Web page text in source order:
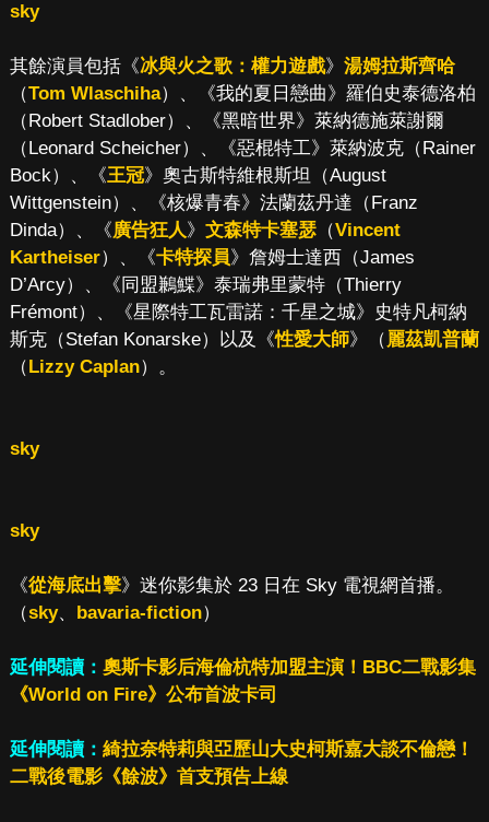
sky
其餘演員包括《冰與火之歌：權力遊戲》 湯姆拉斯齊哈
（Tom Wlaschiha）、《我的夏日戀曲》羅伯史泰德洛柏
（Robert Stadlober）、《黑暗世界》萊納德施萊謝爾
（Leonard Scheicher）、《惡棍特工》萊納波克（Rainer
Bock）、《王冠》奧古斯特維根斯坦（August
Wittgenstein）、《核爆青春》法蘭茲丹達（Franz
Dinda）、《廣告狂人》 文森特卡塞瑟（Vincent
Kartheiser）、《卡特探員》詹姆士達西（James
D’Arcy）、《同盟鶼鰈》泰瑞弗里蒙特（Thierry
Frémont）、《星際特工瓦雷諾：千星之城》史特凡柯納
斯克（Stefan Konarske）以及《性愛大師》（麗茲凱普蘭
（Lizzy Caplan）。
sky
sky
《從海底出擊》迷你影集於 23 日在 Sky 電視網首播。
（sky、 bavaria-fiction）
延伸閱讀： 奧斯卡影后海倫杭特加盟主演！BBC二戰影集
《World on Fire》公布首波卡司
延伸閱讀： 綺拉奈特莉與亞歷山大史柯斯嘉大談不倫戀！
二戰後電影《餘波》首支預告上線